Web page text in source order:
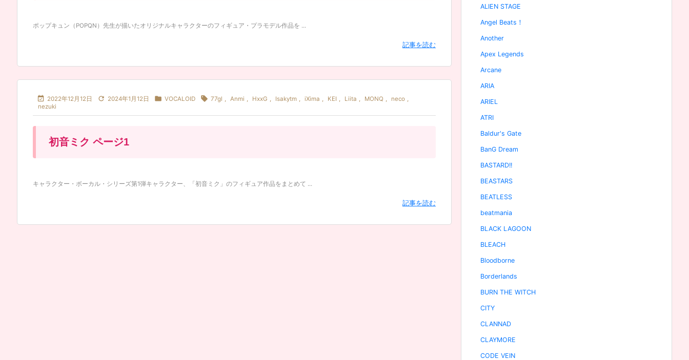
ポップキュン（POPQN）先生が描いたオリジナルキャラクターのフィギュア・プラモデル作品を ...
記事を読む
 2022年12月12日  2024年1月12日  VOCALOID  77gl , Anmi , HxxG , Isakytm , iXima , KEI , Liita , MONQ , neco ,
nezuki
初音ミク ページ1
キャラクター・ボーカル・シリーズ第1弾キャラクター、「初音ミク」のフィギュア作品をまとめて ...
記事を読む
ALIEN STAGE
Angel Beats！
Another
Apex Legends
Arcane
ARIA
ARIEL
ATRI
Baldur's Gate
BanG Dream
BASTARD!!
BEASTARS
BEATLESS
beatmania
BLACK LAGOON
BLEACH
Bloodborne
Borderlands
BURN THE WITCH
CITY
CLANNAD
CLAYMORE
CODE VEIN